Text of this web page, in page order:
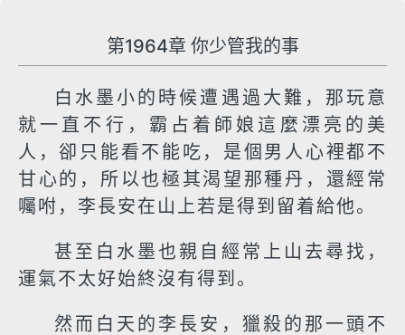
第1964章 你少管我的事
白水墨小的時候遭遇過大難，那玩意
就一直不行，霸占着師娘這麼漂亮的美
人，卻只能看不能吃，是個男人心裡都不
甘心的，所以也極其渴望那種丹，還經常
囑咐，李長安在山上若是得到留着給他。
甚至白水墨也親自經常上山去尋找，
運氣不太好始終沒有得到。
然而白天的李長安，獵殺的那一頭不